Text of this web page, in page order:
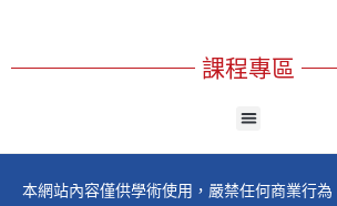
課程專區
本網站內容僅供學術使用，嚴禁任何商業行為